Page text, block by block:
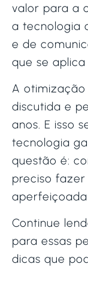
valor para a
a tecnologia
e de
que se
A
discutida e
anos. E isso
tecnologia
questão é:
preciso
Continue
para essas
dicas que